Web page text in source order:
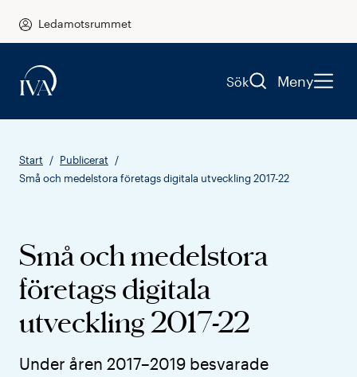
Ledamotsrummet
Sök Meny
Start
Publicerat
Små och medelstora företags digitala utveckling 2017-22
Små och medelstora
företags digitala
utveckling 2017-22
Under åren 2017–2019 besvarade